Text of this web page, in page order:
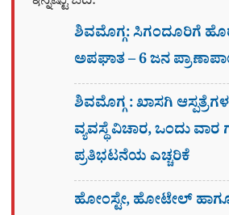
ಶಿವಮೊಗ್ಗ: ಸಿಗಂದೂರಿಗೆ
ಅಪಘಾತ – 6 ಜನ
ಶಿವಮೊಗ್ಗ : ಖಾಸಗಿ
ವ್ಯವಸ್ಥೆ ವಿಚಾರ, ಒಂದು ವಾರ
ಪ್ರತಿಭಟನೆಯ ಎಚ್ಚರಿಕೆ
ಹೋಂಸ್ಟೇ, ಹೋಟೇಲ್